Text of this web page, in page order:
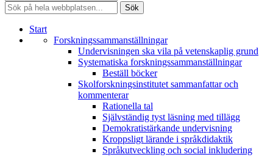
Sök:
Sök
Start
Forskningssammanställningar
Undervisningen ska vila på vetenskaplig grund
Systematiska forskningssammanställningar
Beställ böcker
Skolforskningsinstitutet sammanfattar och
kommenterar
Rationella tal
Självständig tyst läsning med tillägg
Demokratistärkande undervisning
Kroppsligt lärande i språkdidaktik
Språkutveckling och social inkludering